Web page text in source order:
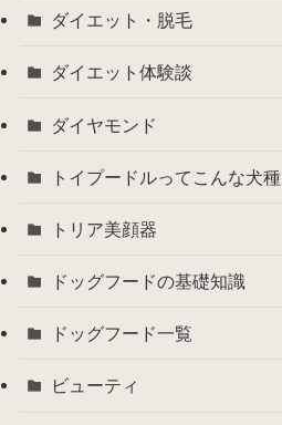
ダイエット・脱毛
ダイエット体験談
ダイヤモンド
トイプードルってこんな犬種
トリア美顔器
ドッグフードの基礎知識
ドッグフード一覧
ビューティ